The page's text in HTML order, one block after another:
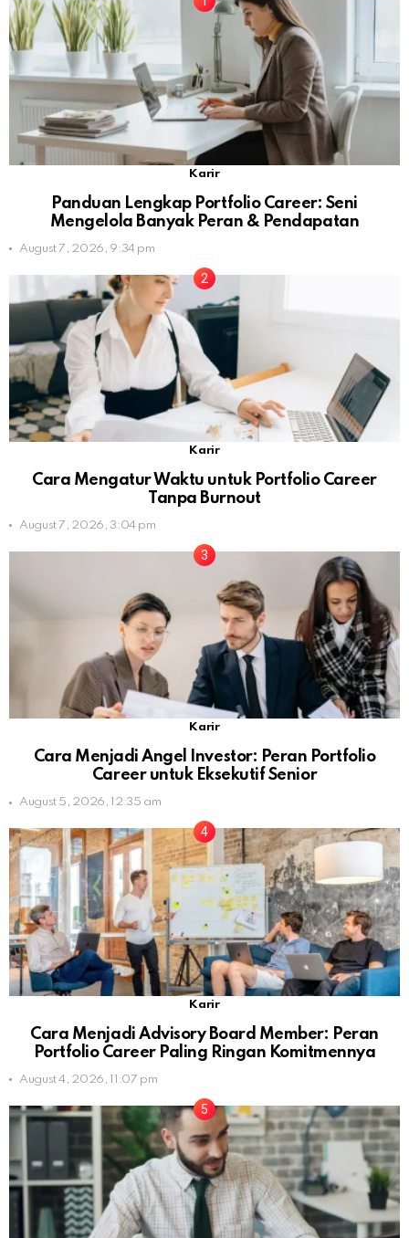
Karir
Panduan Lengkap Portfolio Career: Seni
Mengelola Banyak Peran & Pendapatan
August 7, 2026, 9:34 pm
Karir
Cara Mengatur Waktu untuk Portfolio Career
Tanpa Burnout
August 7, 2026, 3:04 pm
Karir
Cara Menjadi Angel Investor: Peran Portfolio
Career untuk Eksekutif Senior
August 5, 2026, 12:35 am
Karir
Cara Menjadi Advisory Board Member: Peran
Portfolio Career Paling Ringan Komitmennya
August 4, 2026, 11:07 pm